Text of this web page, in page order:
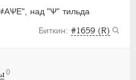
над "Ѱ" тильда
#1659 (R)
0